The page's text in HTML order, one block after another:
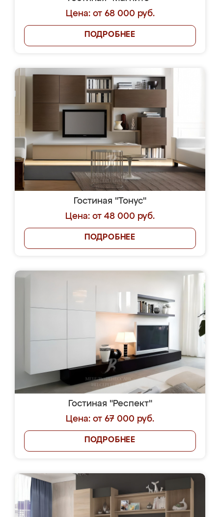
Цена: от 68 000 руб.
ПОДРОБНЕЕ
Гостиная "Тонус"
Цена: от 48 000 руб.
ПОДРОБНЕЕ
Гостиная "Респект"
Цена: от 67 000 руб.
ПОДРОБНЕЕ